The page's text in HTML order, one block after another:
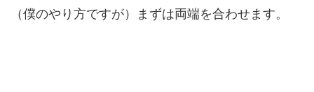
（僕のやり方ですが）まずは両端を合わせます。